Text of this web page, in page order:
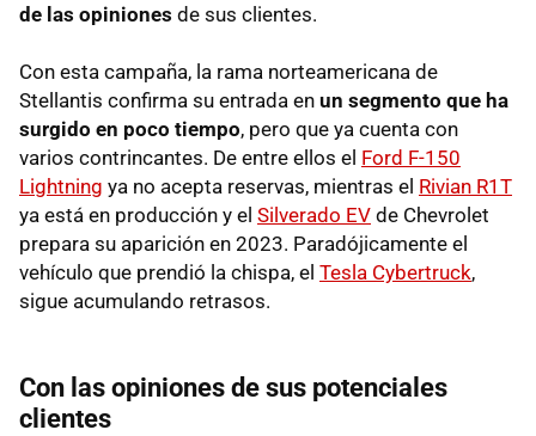
de las opiniones de sus clientes.
Con esta campaña, la rama norteamericana de
Stellantis confirma su entrada en un segmento que ha
surgido en poco tiempo, pero que ya cuenta con
varios contrincantes. De entre ellos el Ford F-150
Lightning ya no acepta reservas, mientras el Rivian R1T
ya está en producción y el Silverado EV de Chevrolet
prepara su aparición en 2023. Paradójicamente el
vehículo que prendió la chispa, el Tesla Cybertruck,
sigue acumulando retrasos.
Con las opiniones de sus potenciales
clientes